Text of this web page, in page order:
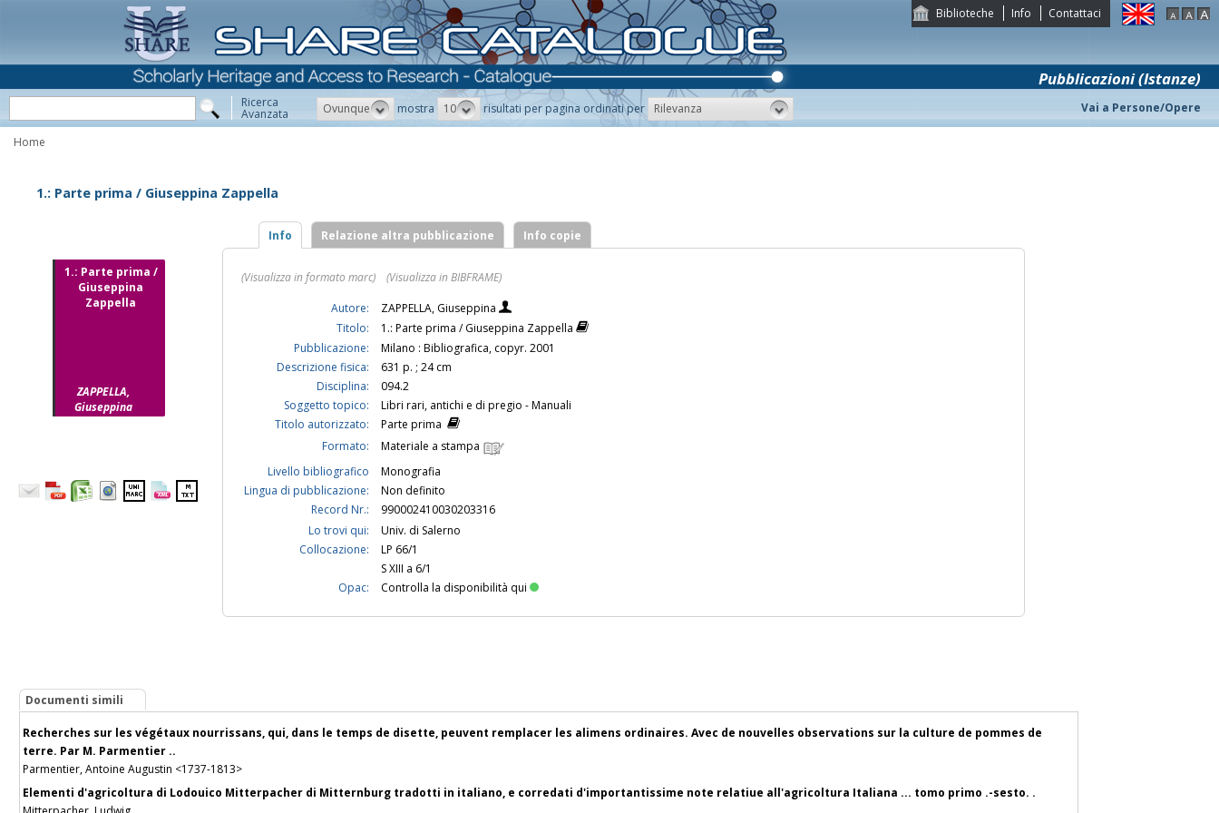
Biblioteche Info Contattaci
Pubblicazioni (Istanze)
Ricerca
Avanzata Ovunque mostra 10 risultati per pagina ordinati per Rilevanza Vai a Persone/Opere
Home
1.: Parte prima / Giuseppina Zappella
1.: Parte prima /
Giuseppina
Zappella
ZAPPELLA,
Giuseppina
Info Relazione altra pubblicazione Info copie
(Visualizza in formato marc)
(Visualizza in BIBFRAME)
Autore:
ZAPPELLA, Giuseppina
Titolo:
1.: Parte prima / Giuseppina Zappella
Pubblicazione:
Milano : Bibliografica, copyr. 2001
Descrizione fisica:
631 p. ; 24 cm
Disciplina:
094.2
Soggetto topico:
Libri rari, antichi e di pregio - Manuali
Titolo autorizzato:
Parte prima
Formato:
Materiale a stampa
Livello bibliografico
Monografia
Lingua di pubblicazione:
Non definito
Record Nr.:
990002410030203316
Lo trovi qui:
Univ. di Salerno
Collocazione:
LP 66/1
S XIII a 6/1
Opac:
Controlla la disponibilità qui
Documenti simili
Recherches sur les végétaux nourrissans, qui, dans le temps de disette, peuvent remplacer les alimens ordinaires. Avec de nouvelles observations sur la culture de pommes de
terre. Par M. Parmentier ..
Parmentier, Antoine Augustin <1737-1813>
Elementi d'agricoltura di Lodouico Mitterpacher di Mitternburg tradotti in italiano, e corredati d'importantissime note relatiue all'agricoltura Italiana ... tomo primo .-sesto. .